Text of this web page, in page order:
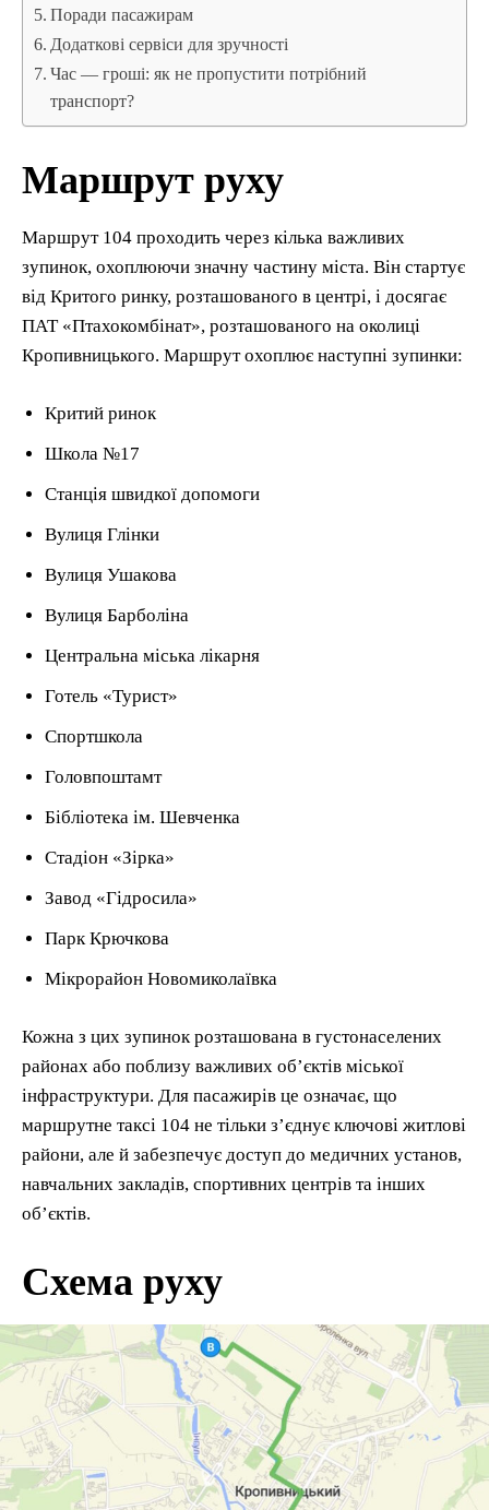
Поради пасажирам
Додаткові сервіси для зручності
Час — гроші: як не пропустити потрібний
транспорт?
Маршрут руху
Маршрут 104 проходить через кілька важливих
зупинок, охоплюючи значну частину міста. Він стартує
від Критого ринку, розташованого в центрі, і досягає
ПАТ «Птахокомбінат», розташованого на околиці
Кропивницького. Маршрут охоплює наступні зупинки:
Критий ринок
Школа №17
Станція швидкої допомоги
Вулиця Глінки
Вулиця Ушакова
Вулиця Барболіна
Центральна міська лікарня
Готель «Турист»
Спортшкола
Головпоштамт
Бібліотека ім. Шевченка
Стадіон «Зірка»
Завод «Гідросила»
Парк Крючкова
Мікрорайон Новомиколаївка
Кожна з цих зупинок розташована в густонаселених
районах або поблизу важливих об’єктів міської
інфраструктури. Для пасажирів це означає, що
маршрутне таксі 104 не тільки з’єднує ключові житлові
райони, але й забезпечує доступ до медичних установ,
навчальних закладів, спортивних центрів та інших
об’єктів.
Схема руху